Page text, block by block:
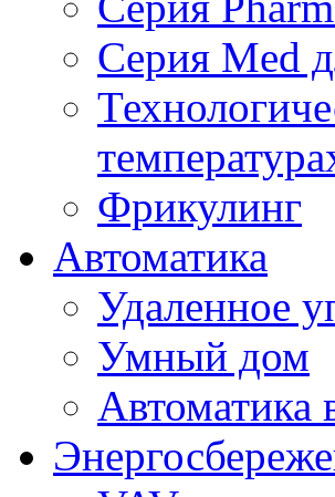
Серия Med
Фрикулинг
Автоматика
Удаленное
Умный дом
Автоматика